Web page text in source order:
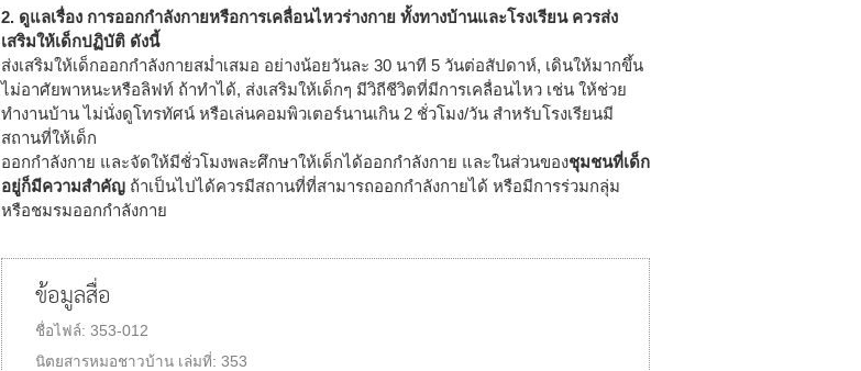
2. ดูแลเรื่อง การออกกำลังกายหรือการเคลื่อนไหวร่างกาย ทั้งทางบ้านและโรงเรียน ควรส่ง
เสริมให้เด็กปฏิบัติ ดังนี้
ส่งเสริมให้เด็กออกกำลังกายสม่ำเสมอ อย่างน้อยวันละ 30 นาที 5 วันต่อสัปดาห์, เดินให้มากขึ้น
ไม่อาศัยพาหนะหรือลิฟท์ ถ้าทำได้, ส่งเสริมให้เด็กๆ มีวิถีชีวิตที่มีการเคลื่อนไหว เช่น ให้ช่วย
ทำงานบ้าน ไม่นั่งดูโทรทัศน์ หรือเล่นคอมพิวเตอร์นานเกิน 2 ชั่วโมง/วัน สำหรับโรงเรียนมี
สถานที่ให้เด็ก
ออกกำลังกาย และจัดให้มีชั่วโมงพละศึกษาให้เด็กได้ออกกำลังกาย และในส่วนของชุมชนที่เด็ก
อยู่ก็มีความสำคัญ ถ้าเป็นไปได้ควรมีสถานที่ที่สามารถออกกำลังกายได้ หรือมีการร่วมกลุ่ม
หรือชมรมออกกำลังกาย
ข้อมูลสื่อ
ชื่อไฟล์: 353-012
นิตยสารหมอชาวบ้าน เล่มที่: 353